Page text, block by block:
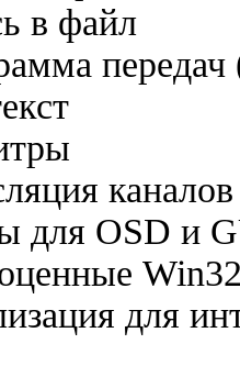
в файл
каналов
для OSD и
для